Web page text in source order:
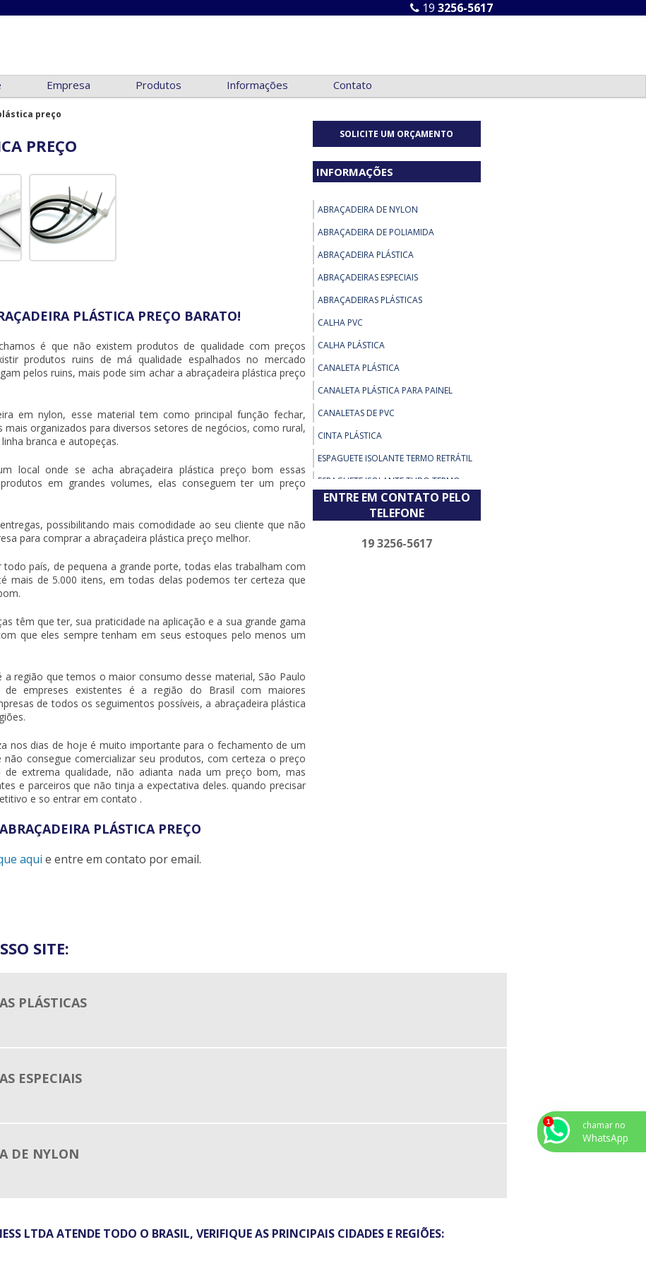
19 3256-5617
Empresa Produtos Informações Contato
preço
PREÇO
PLÁSTICA PREÇO BARATO!
é que não existem produtos de qualidade com preços
produtos ruins de má qualidade espalhados no mercado
pelos ruins, mais pode sim achar a abraçadeira plástica preço
em nylon, esse material tem como principal função fechar,
mais organizados para diversos setores de negócios, como rural,
branca e autopeças.
local onde se achaabraçadeira plástica preço bom essas
em grandes volumes, elas conseguem ter um preço
possibilitando mais comodidade ao seu cliente que não
para comprar a abraçadeira plástica preço melhor.
país, de pequena a grande porte, todas elas trabalham com
mais de 5.000 itens, em todas delas podemos ter certeza que
têm que ter, sua praticidade na aplicação e a sua grande gama
que eles sempre tenham em seus estoques pelo menos um
a região que temos o maior consumo desse material, São Paulo
empreses existentes é a região do Brasil com maiores
de todos os seguimentos possíveis, a abraçadeira plástica
nos dias de hoje é muito importante para o fechamento de um
consegue comercializar seu produtos, com certeza o preço
extrema qualidade, não adianta nada um preço bom, mas
e parceiros que não tinja a expectativa deles. quando precisar
e so entrar em contato .
PLÁSTICA PREÇO
aqui e entre em contato por email.
SOLICITE UM ORÇAMENTO
INFORMAÇÕES
ABRAÇADEIRA DE NYLON
ABRAÇADEIRA DE POLIAMIDA
ABRAÇADEIRA PLÁSTICA
ABRAÇADEIRAS ESPECIAIS
ABRAÇADEIRAS PLÁSTICAS
CALHA PVC
CALHA PLÁSTICA
CANALETA PLÁSTICA
CANALETA PLÁSTICA PARA PAINEL
CANALETAS DE PVC
CINTA PLÁSTICA
ESPAGUETE ISOLANTE TERMO RETRÁTIL
ESPAGUETE ISOLANTE TUBO TERMO
RETRÁTIL
ESPAGUETE TERMO CONTRÁTIL
ESPAGUETE TERMO ENCOLHIVEL
ESPAGUETE TERMO RETRÁTIL ONDE
ENTRE EM CONTATO PELO
TELEFONE
19 3256-5617
SITE:
PLÁSTICAS
ESPECIAIS
DE NYLON
LTDA ATENDE TODO O BRASIL, VERIFIQUE AS PRINCIPAIS CIDADES E REGIÕES:
chamar no
WhatsApp